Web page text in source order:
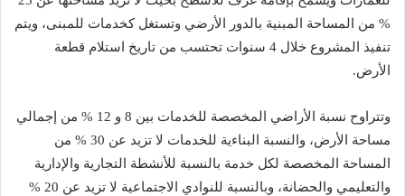
% من المساحة المبنية بالدور الأرضي وتستغل كخدمات للمبنى، ويتم
تنفيذ المشروع خلال 4 سنوات تحتسب من تاريخ استلام قطعة
الأرض.
وتتراوح نسبة الأراضي المخصصة للخدمات بين 8 و 12 % من إجمالي
مساحة الأرض، والنسبة البناءية للخدمات لا تزيد عن 30 % من
المساحة المخصصة لكل خدمة بالنسبة للأنشطة التجارية والإدارية
والتعليمي والحضانة، وبالنسبة للنوادي الاجتماعية لا تزيد عن 20 %